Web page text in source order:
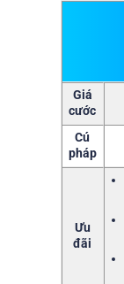
Giá
cước
Cú
pháp
Ưu
đãi